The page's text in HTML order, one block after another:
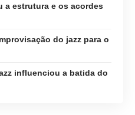
a estrutura e os acordes
do jazz para o
influenciou a batida do